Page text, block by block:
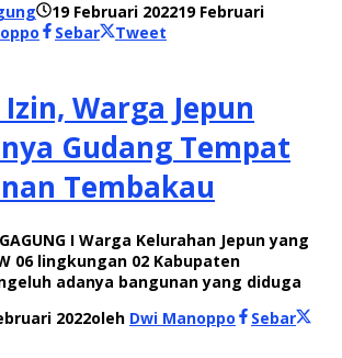
19 Februari 202219 Februari
Sebar Tweet
Warga Jepun
Gudang Tempat
Tembakau
I Warga Kelurahan Jepun yang
06 lingkungan 02 Kabupaten
adanya bangunan yang diduga
2022oleh Dwi Manoppo
Sebar